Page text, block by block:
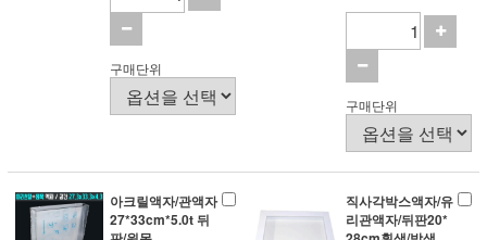
구매단위
구매단위
아크릴액자/관액자
27*33cm*5.0t 뒤
직사각박스액자/유
리관액자/뒤판20*